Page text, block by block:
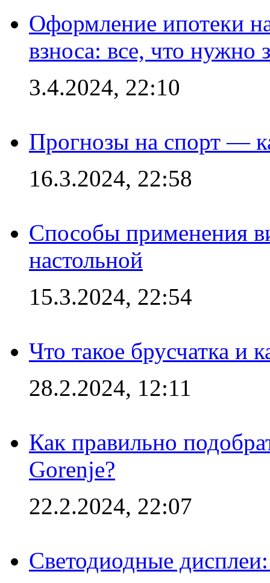
Оформление ипотеки
взноса: все, что нужно
3.4.2024, 22:10
Прогнозы на спорт —
16.3.2024, 22:58
Способы применения
настольной
15.3.2024, 22:54
Что такое брусчатка и
28.2.2024, 12:11
Как правильно
Gorenje?
22.2.2024, 22:07
Светодиодные